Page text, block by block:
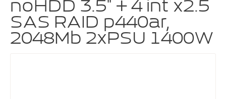
noHDD 3.5" + 4 int x2.5
SAS RAID p440ar,
2048Mb 2xPSU 1400W